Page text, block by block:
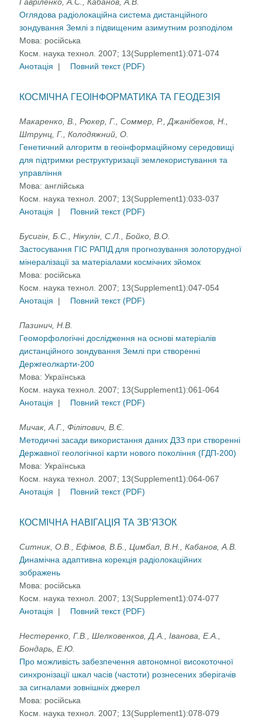
Оглядова радіолокаційна система дистанційного
зондування Землі з підвищеним азимутним розподілом
Мова: російська
Косм. наука технол. 2007; 13(Supplement1):071-074
Анотація
| Повний текст (PDF)
КОСМІЧНА ГЕОІНФОРМАТИКА ТА ГЕОДЕЗІЯ
Макаренко, В., Рюкер, Г., Соммер, Р., Джанібеков, Н.,
Штрунц, Г., Колодяжний, О.
Генетичний алгоритм в геоінформаційному середовищі
для підтримки реструктуризації землекористування та
управління
Мова:англійська
Косм. наука технол. 2007; 13(Supplement1):033-037
Анотація
| Повний текст (PDF)
Бусигін, Б.С., Нікулін, С.Л., Бойко, В.О.
Застосування ГІС РАПІД для прогнозування золоторудної
мінералізації за матеріалами космічних зйомок
Мова: російська
Косм. наука технол. 2007; 13(Supplement1):047-054
Анотація
| Повний текст (PDF)
Пазинич, Н.В.
Геоморфологічні дослідження на основі матеріалів
дистанційного зондування Землі при створенні
Держгеолкарти-200
Мова:Українська
Косм. наука технол. 2007; 13(Supplement1):061-064
Анотація
| Повний текст (PDF)
Мичак, А.Г., Філіпович, В.Є.
Методичні засади використання даних ДЗЗ при створенні
Державної геологічної карти нового покоління (ГДП-200)
Мова:Українська
Косм. наука технол. 2007; 13(Supplement1):064-067
Анотація
| Повний текст (PDF)
КОСМІЧНА НАВІГАЦІЯ ТА ЗВ’ЯЗОК
Ситник, О.В., Ефімов, В.Б., Цимбал, В.Н., Кабанов, А.В.
Динамічна адаптивна корекція радіолокаційних
зображень
Мова: російська
Косм. наука технол. 2007; 13(Supplement1):074-077
Анотація
| Повний текст (PDF)
Нестеренко, Г.В., Шелковенков, Д.А., Іванова, Е.А.,
Бондарь, Е.Ю.
Про можливість забезпечення автономної високоточної
синхронізації шкал часів (частоти) рознесених зберігачів
за сигналами зовнішніх джерел
Мова: російська
Косм. наука технол. 2007; 13(Supplement1):078-079